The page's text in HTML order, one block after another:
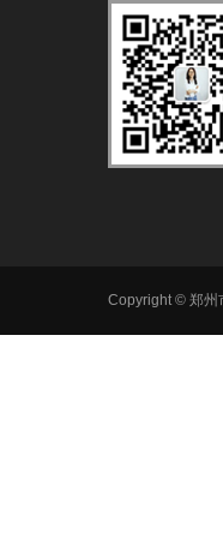
Copyright © 郑